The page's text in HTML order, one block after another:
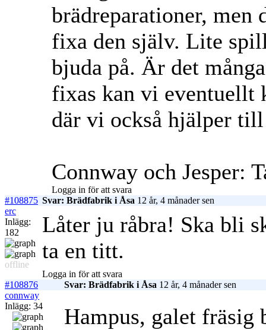
brädreparationer, men
fixa den själv. Lite
bjuda på. Är det
fixas kan vi eventuellt
där vi också hjälper
Connway och Jesper:
Logga in för att svara
#108875 Svar: Brädfabrik i Åsa 12 år, 4 månader sen
erc
Inlägg:
182
offline
Låter ju råbra! Ska bli
ta en titt.
Logga in för att svara
#108876
Svar: Brädfabrik i Åsa 12 år, 4 månader sen
connway
Inlägg: 34
Hampus, galet